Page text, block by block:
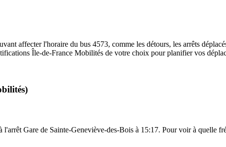
affecter l'horaire du bus 4573, comme les détours, les arrêts
Île-de-France Mobilités de votre choix pour planifier vos
Gare de Sainte-Geneviève-des-Bois à 15:17. Pour voir à quelle